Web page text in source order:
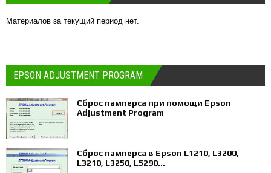
Материалов за текущий период нет.
EPSON ADJUSTMENT PROGRAM
Сброс памперса при помощи Epson
Adjustment Program
Сброс памперса в Epson L1210, L3200,
L3210, L3250, L5290...